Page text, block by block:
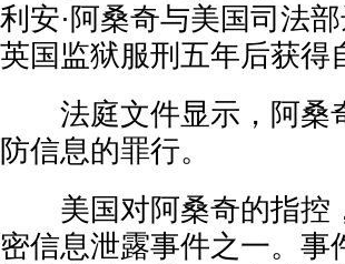
利安·阿桑奇与美国司法
英国监狱服刑五年后获得
法庭文件显示，阿桑
防信息的罪行。
美国对阿桑奇的指控
密信息泄露事件之一。事